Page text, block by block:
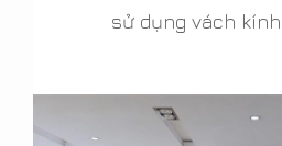
sử dụng vách